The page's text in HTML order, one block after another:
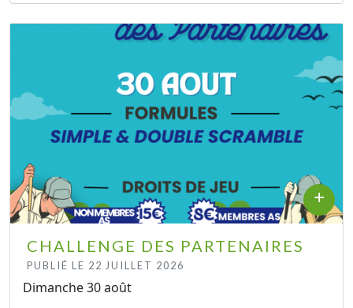
+
CHALLENGE DES PARTENAIRES
PUBLIÉ LE 22 JUILLET 2026
Dimanche 30 août